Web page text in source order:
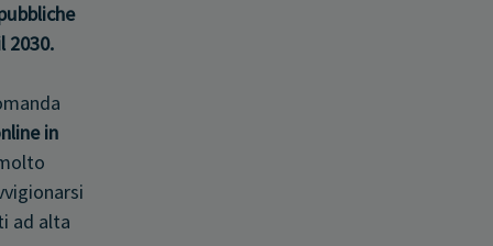
2030.
in
ad alta